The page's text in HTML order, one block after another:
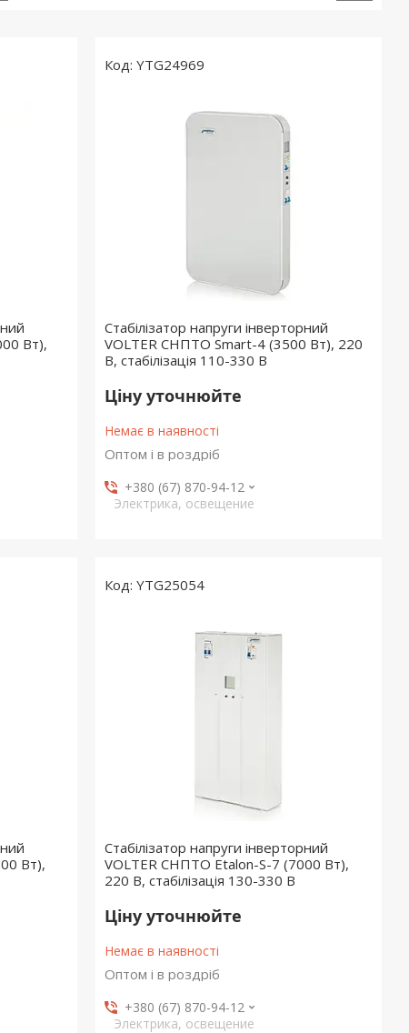
Вт),
YTG24969
Стабілізатор напруги інверторний
VOLTER СНПТО Smart-4 (3500 Вт), 220
В, стабілізація 110-330 В
Ціну уточнюйте
Немає в наявності
Оптом і в роздріб
+380 (67) 870-94-12
Электрика, освещение
Вт),
YTG25054
Стабілізатор напруги інверторний
VOLTER СНПТО Etalon-S-7 (7000 Вт),
220 В, стабілізація 130-330 В
Ціну уточнюйте
Немає в наявності
Оптом і в роздріб
+380 (67) 870-94-12
Электрика, освещение